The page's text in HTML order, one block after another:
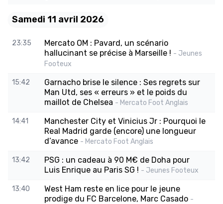
Samedi 11 avril 2026
23:35
Mercato OM : Pavard, un scénario
hallucinant se précise à Marseille ! - Jeunes
Footeux
15:42
Garnacho brise le silence : Ses regrets sur
Man Utd, ses « erreurs » et le poids du
maillot de Chelsea - Mercato Foot Anglais
14:41
Manchester City et Vinicius Jr : Pourquoi le
Real Madrid garde (encore) une longueur
d’avance - Mercato Foot Anglais
13:42
PSG : un cadeau à 90 M€ de Doha pour
Luis Enrique au Paris SG ! - Jeunes Footeux
13:40
West Ham reste en lice pour le jeune
prodige du FC Barcelone, Marc Casado -